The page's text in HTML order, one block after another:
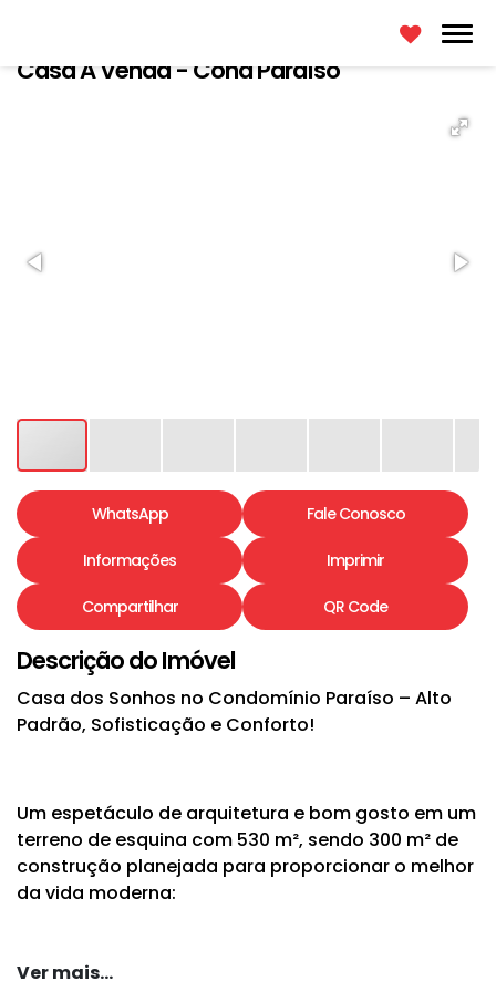
Casa Á Venda - Cond Paraíso
WhatsApp Fale Conosco
Informações Imprimir
Compartilhar QR Code
Descrição do Imóvel
Casa dos Sonhos no Condomínio Paraíso – Alto
Padrão, Sofisticação e Conforto!
Um espetáculo de arquitetura e bom gosto em um
terreno de esquina com 530 m², sendo 300 m² de
construção planejada para proporcionar o melhor
da vida moderna:
3 suítes incríveis, incluindo uma suíte master com
Ver mais...